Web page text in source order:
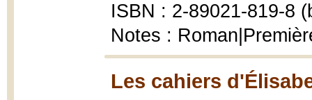
ISBN : 2-89021-819-8
Notes :
Les cahiers